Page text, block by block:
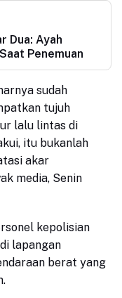
Dua: Ayah
Penemuan
sudah
tujuh
lalu lintas di
itu bukanlah
akar
media, Senin
kepolisian
lapangan
berat yang